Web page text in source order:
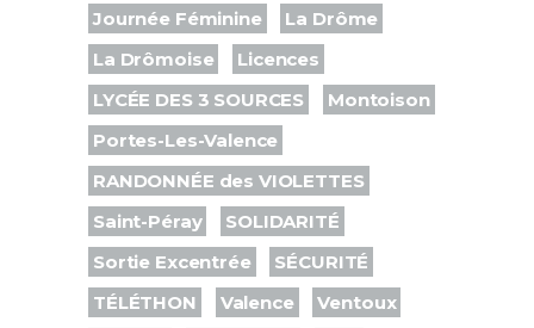
Journée Féminine
La Drôme
La Drômoise
Licences
LYCÉE DES 3 SOURCES
Montoison
Portes-Les-Valence
RANDONNÉE des VIOLETTES
Saint-Péray
SOLIDARITÉ
Sortie Excentrée
SÉCURITÉ
TÉLÉTHON
Valence
Ventoux